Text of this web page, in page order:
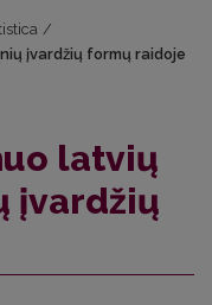
/
įvardžių formų raidoje
latvių
įvardžių